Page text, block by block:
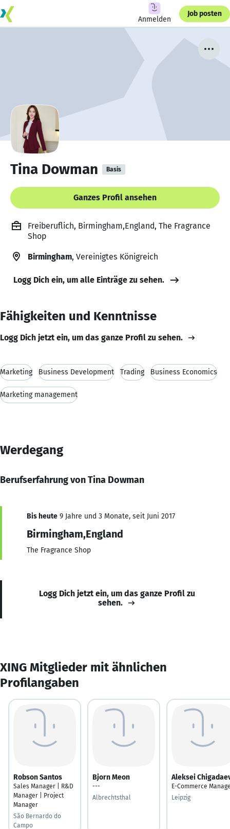
Anmelden
Job posten
Tina Dowman Basis
Ganzes Profil ansehen
Freiberuflich, Birmingham,England, The Fragrance
Shop
Birmingham, Vereinigtes Königreich
Logg Dich ein, um alle Einträge zu sehen.
Fähigkeiten und Kenntnisse
Logg Dich jetzt ein, um das ganze Profil zu sehen.
Marketing Business Development Trading Business Economics
Marketing management
Werdegang
Berufserfahrung von Tina Dowman
Bis heute 9 Jahre und 3 Monate, seit Juni 2017
Birmingham,England
The Fragrance Shop
Logg Dich jetzt ein, um das ganze Profil zu
sehen.
XING Mitglieder mit ähnlichen
Profilangaben
Robson Santos
Sales Manager | R&D
Manager | Project
Manager
São Bernardo do
Campo
Bjorn Meon
---
Albrechtsthal
Aleksei
E-Commerce
Leipzig